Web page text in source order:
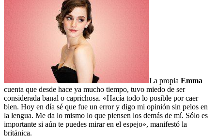
La propia Emma
cuenta que desde hace ya mucho tiempo, tuvo miedo de ser
considerada banal o caprichosa. «Hacía todo lo posible por caer
bien. Hoy en día sé que fue un error y digo mi opinión sin pelos en
la lengua. Me da lo mismo lo que piensen los demás de mí. Sólo es
importante si aún te puedes mirar en el espejo», manifestó la
británica.